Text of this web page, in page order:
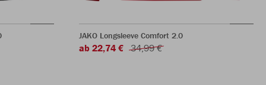
JAKO Longsleeve Comfort 2.0
ab 22,74 € 34,99 €